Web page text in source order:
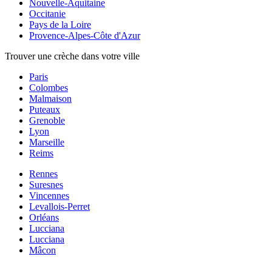
Nouvelle-Aquitaine
Occitanie
Pays de la Loire
Provence-Alpes-Côte d'Azur
Trouver une crèche dans votre ville
Paris
Colombes
Malmaison
Puteaux
Grenoble
Lyon
Marseille
Reims
Rennes
Suresnes
Vincennes
Levallois-Perret
Orléans
Lucciana
Lucciana
Mâcon